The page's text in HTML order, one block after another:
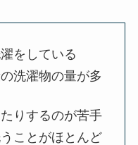
をしている
洗濯物の量が多
りするのが苦手
ことがほとんど